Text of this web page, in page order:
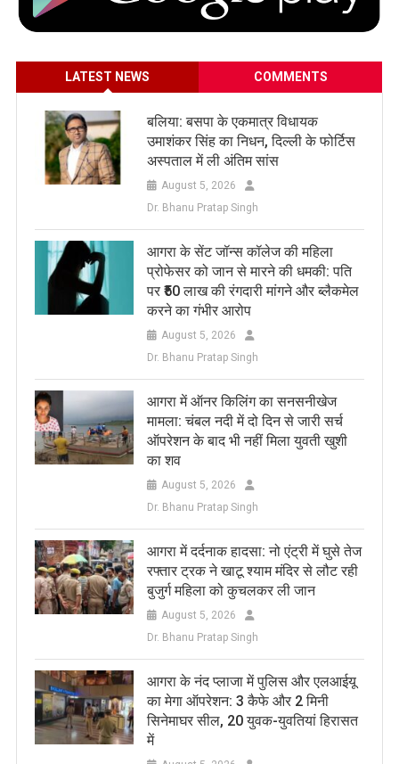
LATEST NEWS COMMENTS
बलिया: बसपा के एकमात्र विधायक
उमाशंकर सिंह का निधन, दिल्ली के फोर्टिस
अस्पताल में ली अंतिम सांस
August 5, 2026
Dr. Bhanu Pratap Singh
आगरा के सेंट जॉन्स कॉलेज की महिला
प्रोफेसर को जान से मारने की धमकी: पति
पर ₹50 लाख की रंगदारी मांगने और ब्लैकमेल
करने का गंभीर आरोप
August 5, 2026
Dr. Bhanu Pratap Singh
आगरा में ऑनर किलिंग का सनसनीखेज
मामला: चंबल नदी में दो दिन से जारी सर्च
ऑपरेशन के बाद भी नहीं मिला युवती खुशी
का शव
August 5, 2026
Dr. Bhanu Pratap Singh
आगरा में दर्दनाक हादसा: नो एंट्री में घुसे तेज
रफ्तार ट्रक ने खाटू श्याम मंदिर से लौट रही
बुजुर्ग महिला को कुचलकर ली जान
August 5, 2026
Dr. Bhanu Pratap Singh
आगरा के नंद प्लाजा में पुलिस और एलआईयू
का मेगा ऑपरेशन: 3 कैफे और 2 मिनी
सिनेमाघर सील, 20 युवक-युवतियां हिरासत
में